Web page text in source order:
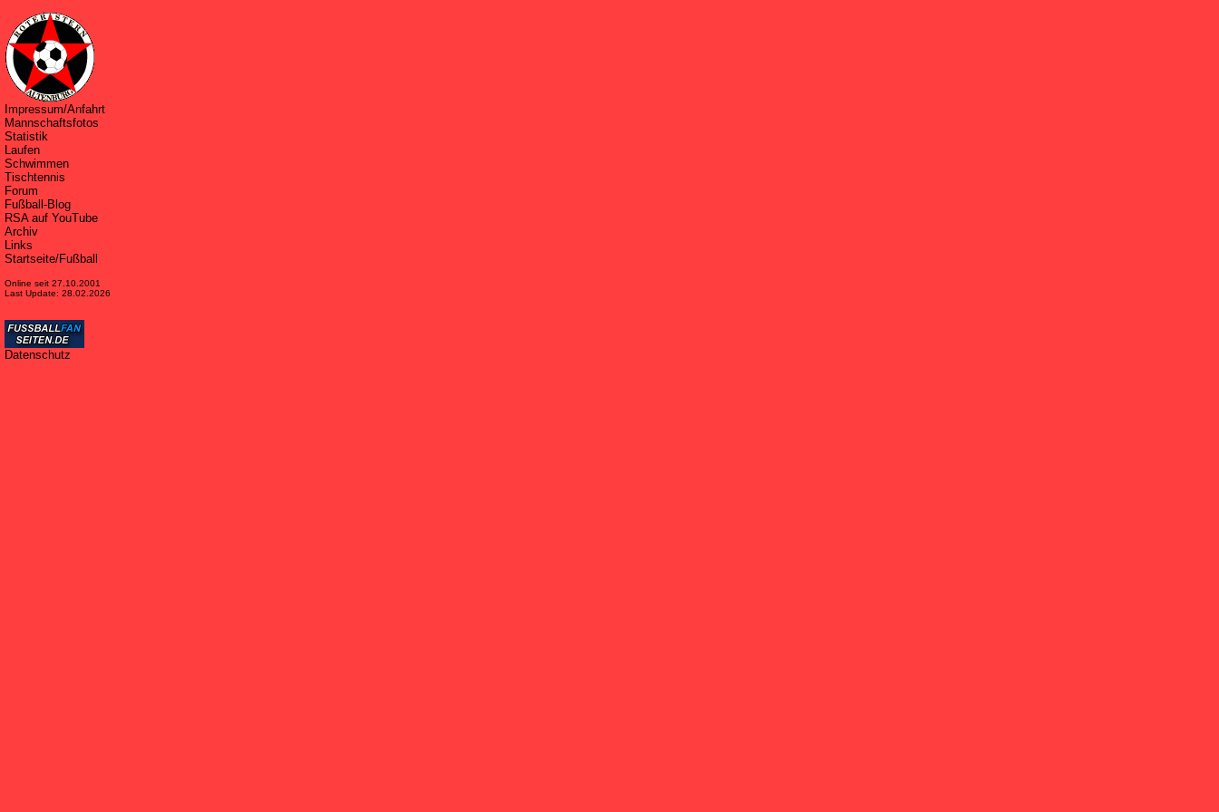
Impressum/Anfahrt
Mannschaftsfotos
Statistik
Laufen
Schwimmen
Tischtennis
Forum
Fußball-Blog
RSA auf YouTube
Archiv
Links
Startseite/Fußball
Online seit 27.10.2001
Last Update: 28.02.2026
Datenschutz